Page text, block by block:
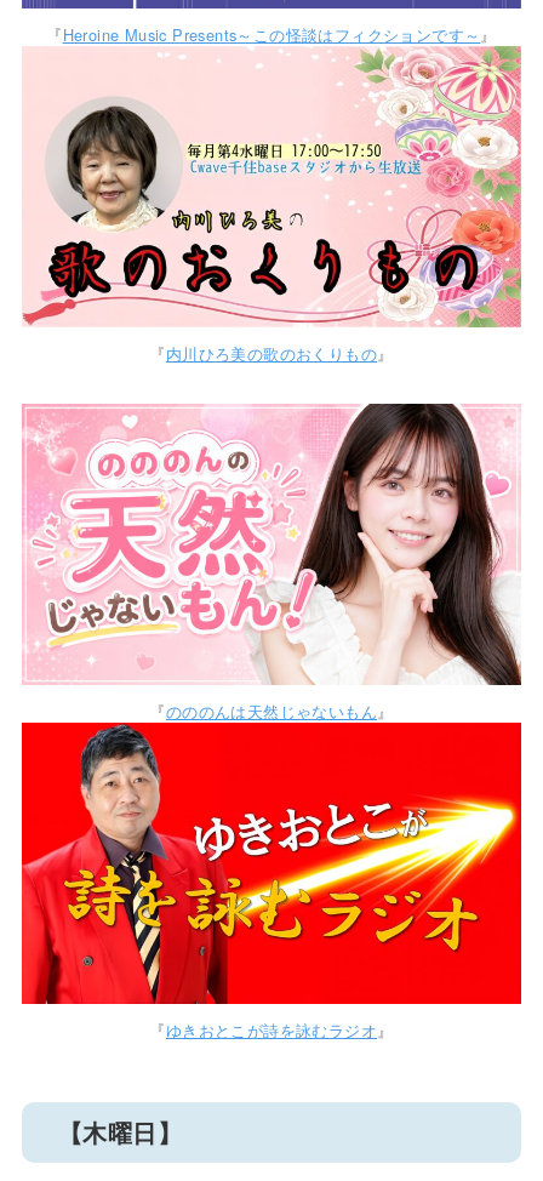
『Heroine Music Presents～この怪談はフィクションです～ 』
『内川ひろ美の歌のおくりもの』
『のののんは天然じゃないもん』
『ゆきおとこが詩を詠むラジオ 』
【木曜日】